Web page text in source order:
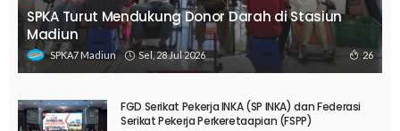
SPKA Turut Mendukung Donor Darah di Stasiun
Madiun
SPKA7 Madiun Sel, 28 Jul 2026 26
FGD Serikat Pekerja INKA (SP INKA) dan Federasi
Serikat Pekerja Perkeretaapian (FSPP)